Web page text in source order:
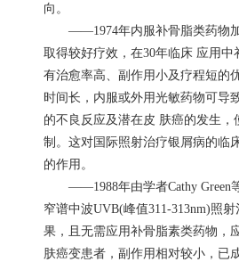
向。
——1974年内服补骨脂类药物加
取得较好疗效，在30年临床 应用中
有治愈率高、副作用小及疗程短的
时间长，内服或外用光敏药物可导
的不良反应及潜在皮 肤癌的发生，
制。这对国际照射治疗银屑病的临
的作用。
——1988年由学者Cathy Green
窄谱中波UVB(峰值311-313nm)照
果，且无需应用补骨脂素类药物，
肤癌变患者，副作用相对较小，已